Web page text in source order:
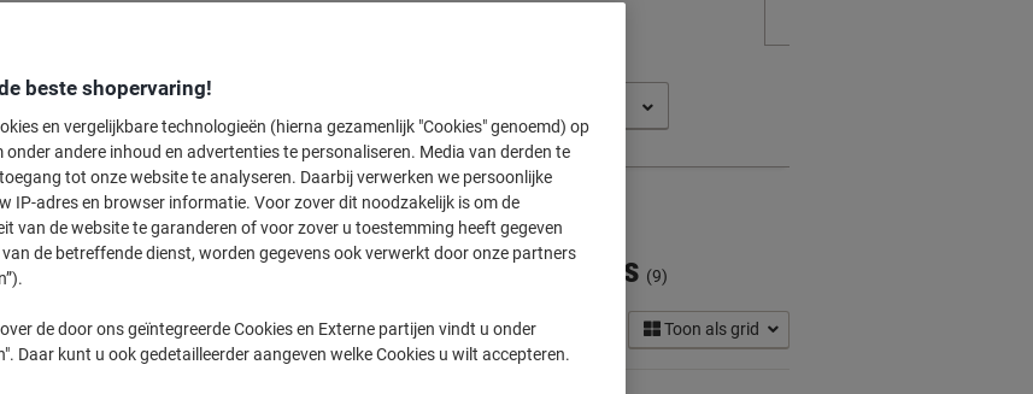
cartridges te tonen
Ecosys P 5026 Printer Toner Cartridges (9)
op: Toon als grid
beste shopervaring!
en vergelijkbare technologieën (hierna gezamenlijk "Cookies" genoemd) op
onder andere inhoud en advertenties te personaliseren. Media van derden te
tot onze website te analyseren. Daarbij verwerken we persoonlijke
IP-adres en browser informatie. Voor zover dit noodzakelijk is om de
van de website te garanderen of voor zover u toestemming heeft gegeven
de betreffende dienst, worden gegevens ook verwerkt door onze partners
de door ons geïntegreerde Cookies en Externe partijen vindt u onder
Daar kunt u ook gedetailleerder aangeven welke Cookies u wilt accepteren.